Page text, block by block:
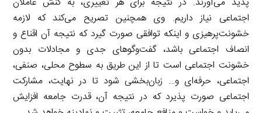
اجتماعی نیاز داریم. وی همچنین تصریح می‌کند که لازمه
خشونت‌پرهیزی و اینکه توافقی صورت گیرد که نتیجه آن اقناع و
انصاف اجتماعی باشد، گفت‌وگوهای جدی و مجادلات بدون
خشونت اجتماعی است تا از این طریق به سطوح محلی، صنفی،
اجتماعی، حرفه‌ای و… زبان‌بخشی شود تا در نهایت، مشارکت
اجتماعی صورت پذیرد که در نتیجه آن، قدرت جامعه افزایش